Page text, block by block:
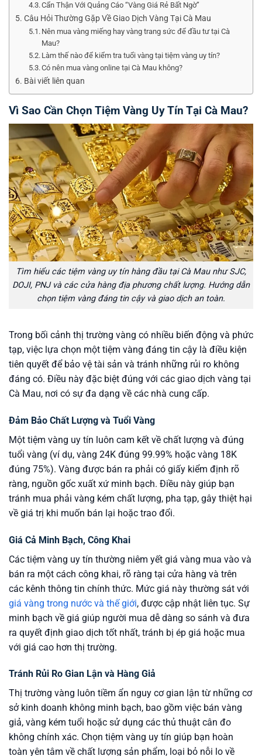
Cẩn Thận Với Quảng Cáo “Vàng Giá Rẻ Bất Ngờ”
Câu Hỏi Thường Gặp Về Giao Dịch Vàng Tại Cà Mau
Nên mua vàng miếng hay vàng trang sức để đầu tư tại Cà
Mau?
Làm thế nào để kiểm tra tuổi vàng tại tiệm vàng uy tín?
Có nên mua vàng online tại Cà Mau không?
Bài viết liên quan
Vì Sao Cần Chọn Tiệm Vàng Uy Tín Tại Cà Mau?
Tìm hiểu các tiệm vàng uy tín hàng đầu tại Cà Mau như SJC,
DOJI, PNJ và các cửa hàng địa phương chất lượng. Hướng dẫn
chọn tiệm vàng đáng tin cậy và giao dịch an toàn.
Trong bối cảnh thị trường vàng có nhiều biến động và phức
tạp, việc lựa chọn một tiệm vàng đáng tin cậy là điều kiện
tiên quyết để bảo vệ tài sản và tránh những rủi ro không
đáng có. Điều này đặc biệt đúng với các giao dịch vàng tại
Cà Mau, nơi có sự đa dạng về các nhà cung cấp.
Đảm Bảo Chất Lượng và Tuổi Vàng
Một tiệm vàng uy tín luôn cam kết về chất lượng và đúng
tuổi vàng (ví dụ, vàng 24K đúng 99.99% hoặc vàng 18K
đúng 75%). Vàng được bán ra phải có giấy kiểm định rõ
ràng, nguồn gốc xuất xứ minh bạch. Điều này giúp bạn
tránh mua phải vàng kém chất lượng, pha tạp, gây thiệt hại
về giá trị khi muốn bán lại hoặc trao đổi.
Giá Cả Minh Bạch, Công Khai
Các tiệm vàng uy tín thường niêm yết giá vàng mua vào và
bán ra một cách công khai, rõ ràng tại cửa hàng và trên
các kênh thông tin chính thức. Mức giá này thường sát với
giá vàng trong nước và thế giới, được cập nhật liên tục. Sự
minh bạch về giá giúp người mua dễ dàng so sánh và đưa
ra quyết định giao dịch tốt nhất, tránh bị ép giá hoặc mua
với giá cao hơn thị trường.
Tránh Rủi Ro Gian Lận và Hàng Giả
Thị trường vàng luôn tiềm ẩn nguy cơ gian lận từ những cơ
sở kinh doanh không minh bạch, bao gồm việc bán vàng
giả, vàng kém tuổi hoặc sử dụng các thủ thuật cân đo
không chính xác. Chọn tiệm vàng uy tín giúp bạn hoàn
toàn yên tâm về chất lượng sản phẩm, loại bỏ nỗi lo về